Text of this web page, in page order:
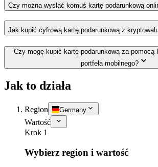
Czy można wysłać komuś kartę podarunkową
Jak kupić cyfrową kartę podarunkową z
Czy mogę kupić kartę podarunkową za pomocą
portfela mobilnego?
Jak to działa
Region Germany
Wartość
Krok 1
Wybierz region i wartość